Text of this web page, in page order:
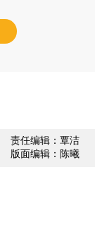
责任编辑：覃洁
版面编辑：陈曦